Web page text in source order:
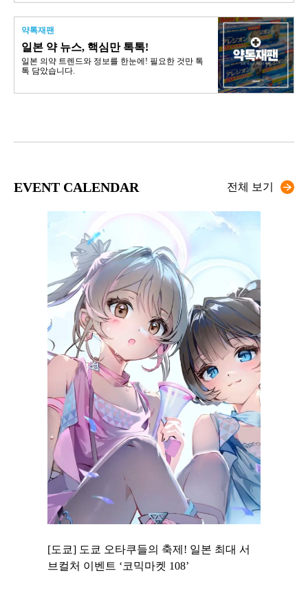
약톡재팬
일본 약 뉴스, 핵심만 톡톡!
일본 의약 트렌드와 정보를 한눈에! 필요한 것만 톡
톡 담았습니다.
EVENT CALENDAR 전체 보기
[도쿄] 도쿄 오타쿠들의 축제! 일본 최대 서
브컬처 이벤트 ‘코믹마켓 108’